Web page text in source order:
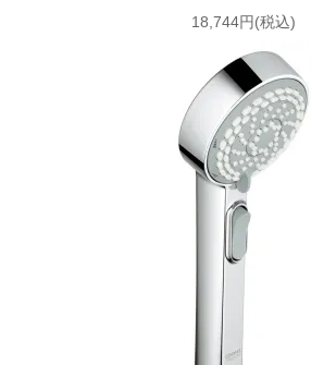
18,744円(税込)